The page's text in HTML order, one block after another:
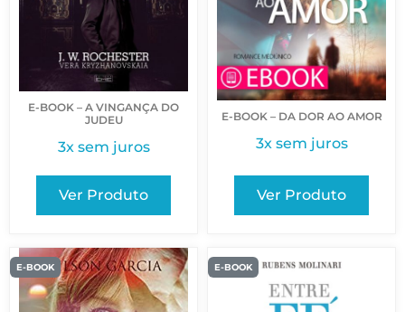
E-BOOK – A VINGANÇA DO
JUDEU
3x sem juros
Ver Produto
E-BOOK – DA DOR AO AMOR
3x sem juros
Ver Produto
E-BOOK E-BOOK